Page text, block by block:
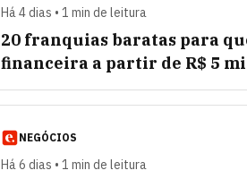
Há 4 dias • 1 min de leitura
20 franquias baratas para
financeira a partir de R$ 5
NEGÓCIOS
Há 6 dias • 1 min de leitura